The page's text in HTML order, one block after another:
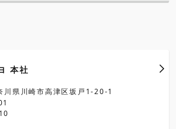
(ショールーム)
本社
県川崎市高津区坂戸1-20-1